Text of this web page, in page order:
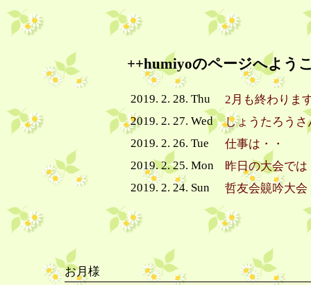
++humiyoのページへよう
2019. 2. 28. Thu
2月も終わりま
2019. 2. 27. Wed
しょうたろう
2019. 2. 26. Tue
仕事は・・
2019. 2. 25. Mon
昨日の大会では
2019. 2. 24. Sun
哲友会竸吟大会
お月様